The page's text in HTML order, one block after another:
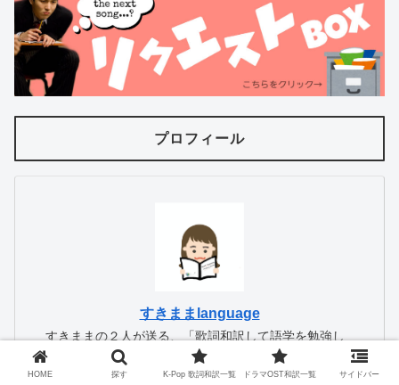
プロフィール
すきままlanguage
すきままの２人が送る、「歌詞和訳して語学を勉強し
よう」というサイトです。
✏️和訳依頼はリクエストフォーム、またはTwitterで受
HOME 探す K-Pop 歌詞和訳一覧 ドラマOST和訳一覧 サイドバー